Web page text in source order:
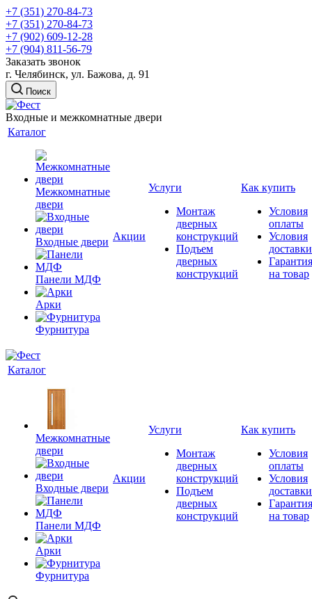
+7 (351) 270-84-73
+7 (351) 270-84-73
+7 (902) 609-12-28
+7 (904) 811-56-79
Заказать звонок
г. Челябинск, ул. Бажова, д. 91
Поиск
Входные и межкомнатные двери
Каталог
Межкомнатные
двери
Входные двери
Панели МДФ
Арки
Фурнитура
Акции
Услуги
Монтаж
дверных
конструкций
Подъем
дверных
конструкций
Как купить
Условия
оплаты
Условия
доставки
Гарантия
на товар
Каталог
Межкомнатные
двери
Входные двери
Панели МДФ
Арки
Фурнитура
Акции
Услуги
Монтаж
дверных
конструкций
Подъем
дверных
конструкций
Как купить
Условия
оплаты
Условия
доставки
Гарантия
на товар